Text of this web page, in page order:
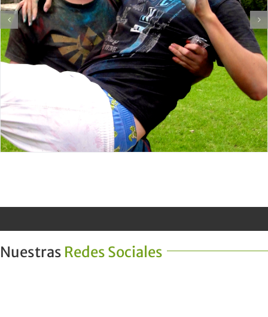
Nuestras Redes Sociales